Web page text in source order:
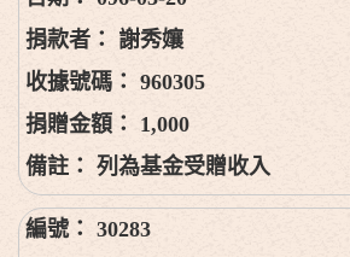
謝秀孃
960305
1,000
列為基金受贈收入
30283